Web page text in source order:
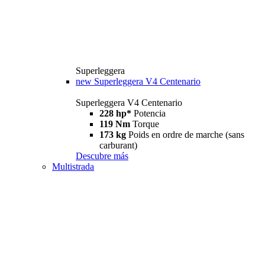
Superleggera
new Superleggera V4 Centenario
Superleggera V4 Centenario
228 hp* Potencia
119 Nm Torque
173 kg Poids en ordre de marche (sans
carburant)
Descubre más
Multistrada